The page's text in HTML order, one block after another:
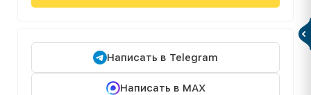
Написать в Telegram
Написать в MAX